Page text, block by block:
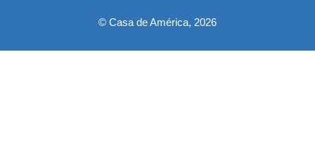
© Casa de América, 2026